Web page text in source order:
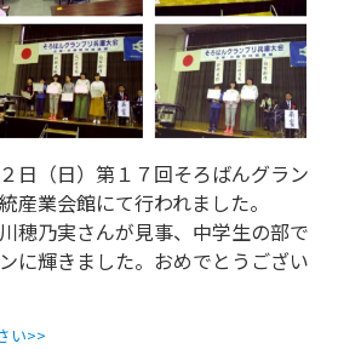
日（日）第１７回そろばんグラン
産業会館にて行われました。
穂乃実さんが見事、中学生の部で
に輝きました。おめでとうござい
い>>